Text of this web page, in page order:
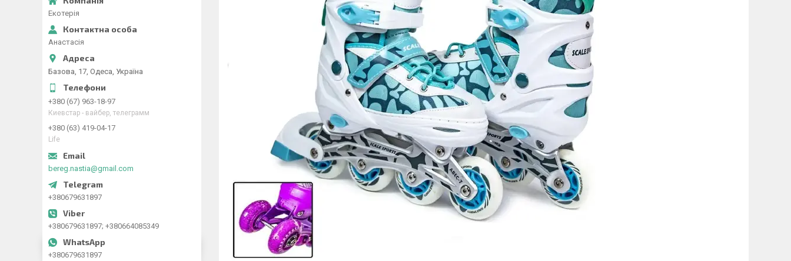
Екотерія
Анастасія
Базова, 17, Одеса, Україна
+380 (67) 963-18-97
Киевстар - вайбер, телеграмм
+380 (63) 419-04-17
Life
bereg.nastia@gmail.com
+380679631897
+380679631897; +380664085349
+380679631897